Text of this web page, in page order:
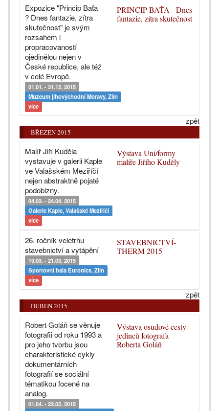
PRINCIP BAŤA - Dnes
fantazie, zítra skutečnost
Expozice "Princip Baťa
? Dnes fantazie, zítra
skutečnost" je svým
rozsahem i
propracovaností
ojedinělou nejen v
České republice, ale též
v celé Evropě.
01.01. - 31.12. 2015
Muzeum jihovýchodní Moravy, Zlín
více
zpět
BŘEZEN 2015
Výstava Uni/formy
malíře Jiřího Kuděly
Malíř Jiří Kuděla
vystavuje v galerii Kaple
ve Valašském Meziříčí
nejen abstraktně pojaté
podobizny.
04.03. - 24.04. 2015
Galerie Kaple, Valašské Meziříčí
více
STAVEBNICTVÍ-
THERM 2015
26. ročník veletrhu
stavebnictví a vytápění
19.03. - 21.03. 2015
Sportovní hala Euronics, Zlín
více
zpět
DUBEN 2015
Výstava osudové cesty
jedinců fotografa
Roberta Goláň
Robert Goláň se věnuje
fotografii od roku 1993 a
pro jeho tvorbu jsou
charakteristické cykly
dokumentárních
fotografií se sociální
tématikou focené na
analog.
01.04. - 22.05. 2015